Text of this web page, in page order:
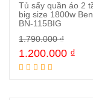
Mua
Tủ sấy quần áo 2
big size 1800w
BN-115BIG
1.790.000₫
1.200.000 ₫